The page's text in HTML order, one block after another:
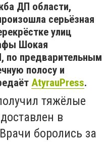
ДП области,
серьёзная
улиц
Шокая
по предварительным
полосу и
AtyrauPress.
тяжёлые
в
боролись за